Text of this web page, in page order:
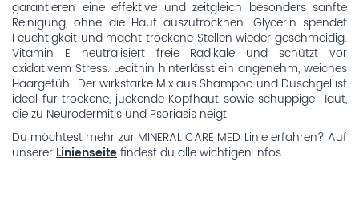
garantieren eine effektive und zeitgleich besonders sanfte
Reinigung, ohne die Haut auszutrocknen. Glycerin spendet
Feuchtigkeit und macht trockene Stellen wieder geschmeidig.
Vitamin E neutralisiert freie Radikale und schützt vor
oxidativem Stress. Lecithin hinterlässt ein angenehm, weiches
Haargefühl. Der wirkstarke Mix aus Shampoo und Duschgel ist
ideal für trockene, juckende Kopfhaut sowie schuppige Haut,
die zu Neurodermitis und Psoriasis neigt.
Du möchtest mehr zur MINERAL CARE MED Linie erfahren? Auf
unsererLinienseitefindest du alle wichtigen Infos.